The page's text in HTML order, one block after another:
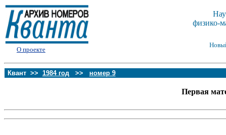
О проекте
физико-
Квант >> 1984 год >> номер 9
Первая